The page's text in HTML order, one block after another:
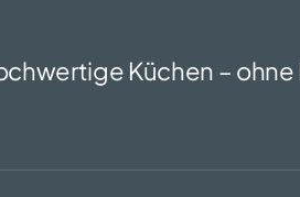
Küchen –